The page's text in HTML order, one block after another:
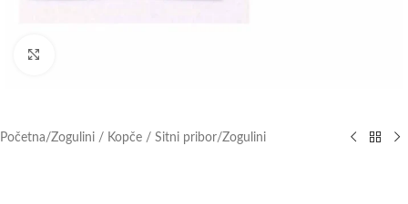
Početna/Zogulini / Kopče / Sitni pribor/Zogulini